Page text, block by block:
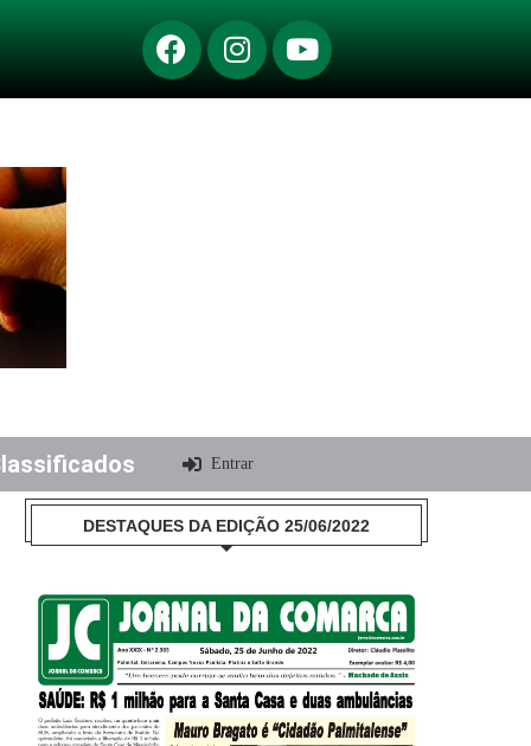
Entrar
DESTAQUES DA EDIÇÃO 25/06/2022